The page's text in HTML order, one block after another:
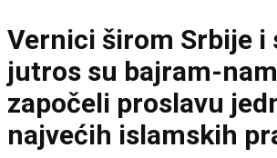
Vernici širom Srbije i
jutros su bajram-
započeli proslavu
najvećih islamskih